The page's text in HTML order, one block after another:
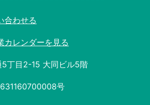
合わせる
カレンダーを見る
丁目2-15 大同ビル5階
号